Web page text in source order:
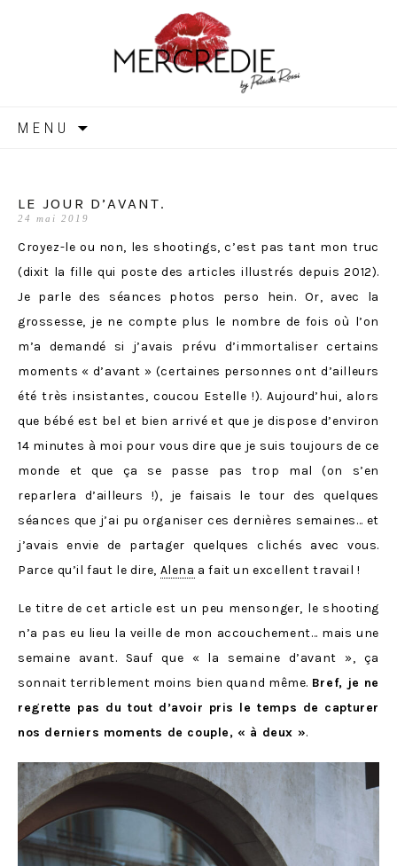
MERCREDIE
MENU
LE JOUR D’AVANT.
24 mai 2019
Croyez-le ou non, les shootings, c’est pas tant mon truc
(dixit la fille qui poste des articles illustrés depuis 2012).
Je parle des séances photos perso hein. Or, avec la
grossesse, je ne compte plus le nombre de fois où l’on
m’a demandé si j’avais prévu d’immortaliser certains
moments « d’avant » (certaines personnes ont d’ailleurs
été très insistantes, coucou Estelle !). Aujourd’hui, alors
que bébé est bel et bien arrivé et que je dispose d’environ
14 minutes à moi pour vous dire que je suis toujours de ce
monde et que ça se passe pas trop mal (on s’en
reparlera d’ailleurs !), je faisais le tour des quelques
séances que j’ai pu organiser ces dernières semaines… et
j’avais envie de partager quelques clichés avec vous.
Parce qu’il faut le dire, Alena a fait un excellent travail !
Le titre de cet article est un peu mensonger, le shooting
n’a pas eu lieu la veille de mon accouchement… mais une
semaine avant. Sauf que « la semaine d’avant », ça
sonnait terriblement moins bien quand même. Bref, je ne
regrette pas du tout d’avoir pris le temps de capturer
nos derniers moments de couple, « à deux ».